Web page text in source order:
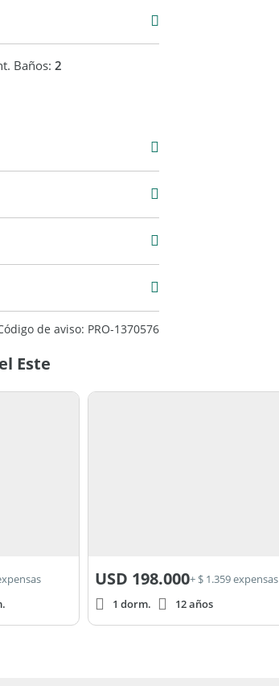
Baños:2
de aviso: PRO-1370576
Este
USD 198.000+ $ 1.359 expensas
1 dorm.
12 años